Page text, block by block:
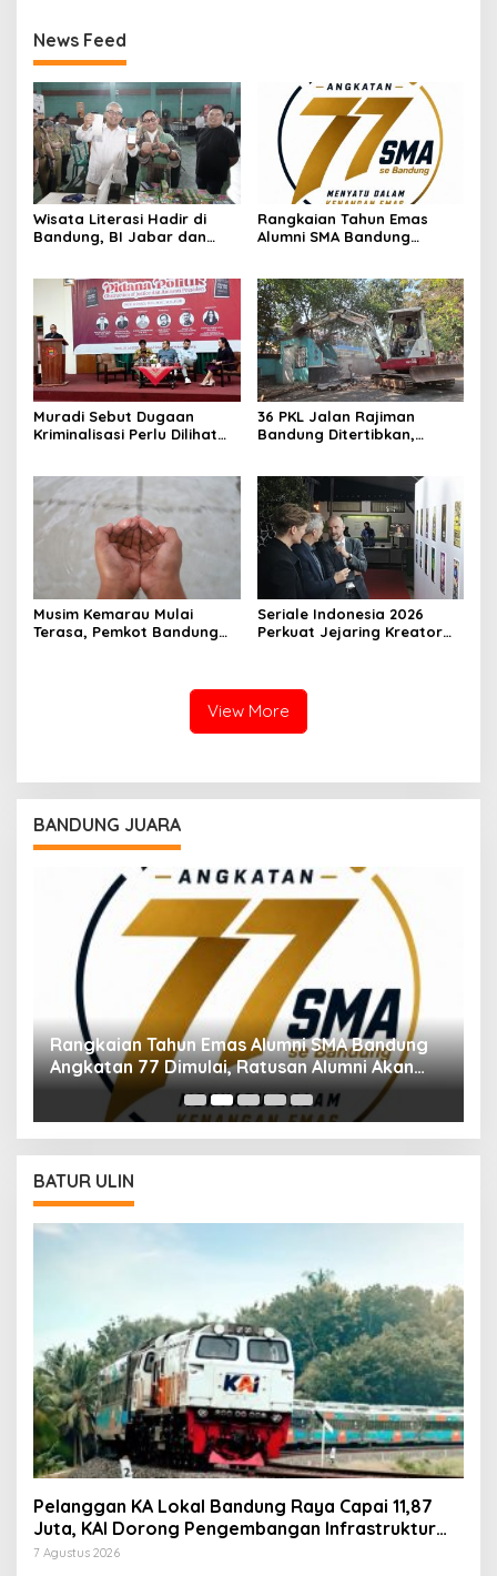
News Feed
Wisata Literasi Hadir di
Bandung, BI Jabar dan
Digital
Rangkaian Tahun Emas
Alumni SMA Bandung
Jalan Sehat
Muradi Sebut Dugaan
Kriminalisasi Perlu Dilihat
36 PKL Jalan Rajiman
Bandung Ditertibkan,
Musim Kemarau Mulai
Terasa, Pemkot Bandung
Seriale Indonesia 2026
Perkuat Jejaring Kreator
View More
BANDUNG JUARA
Rangkaian Tahun Emas Alumni SMA Bandung
Angkatan 77 Dimulai, Ratusan Alumni Akan
Ikuti Jalan Sehat
BATUR ULIN
Pelanggan KA Lokal Bandung Raya Capai 11,87
Juta, KAI Dorong Pengembangan Infrastruktur
Berbasis Kebutuhan
7 Agustus 2026